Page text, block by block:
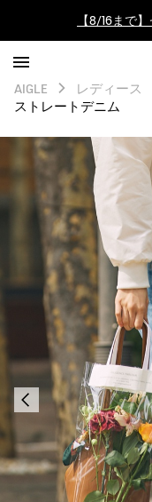
【最大
ログイン/
AIGLE CLUB ポ
【8/16まで
【最大
ログイン/
AIGLE CLUB
AIGLE レディース
ストレートデニム